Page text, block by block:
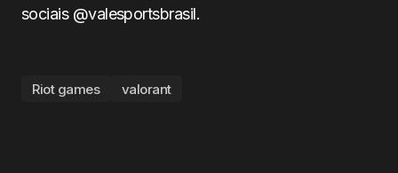
sociais @valesportsbrasil.
Riot games valorant